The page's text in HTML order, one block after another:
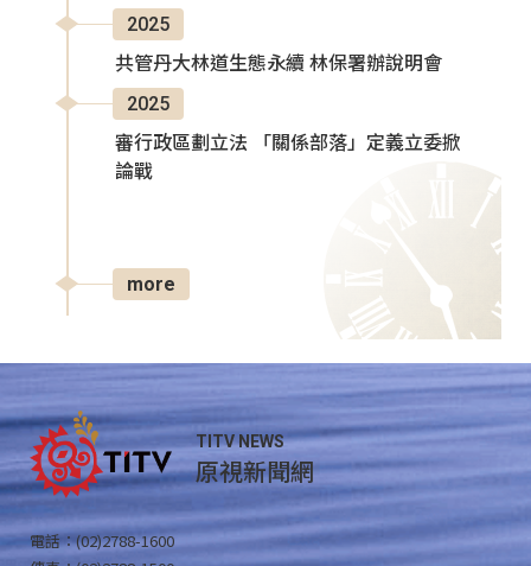
2025
共管丹大林道生態永續 林保署辦說明會
2025
審行政區劃立法 「關係部落」定義立委掀
論戰
more
TITV NEWS
原視新聞網
電話：(02)2788-1600